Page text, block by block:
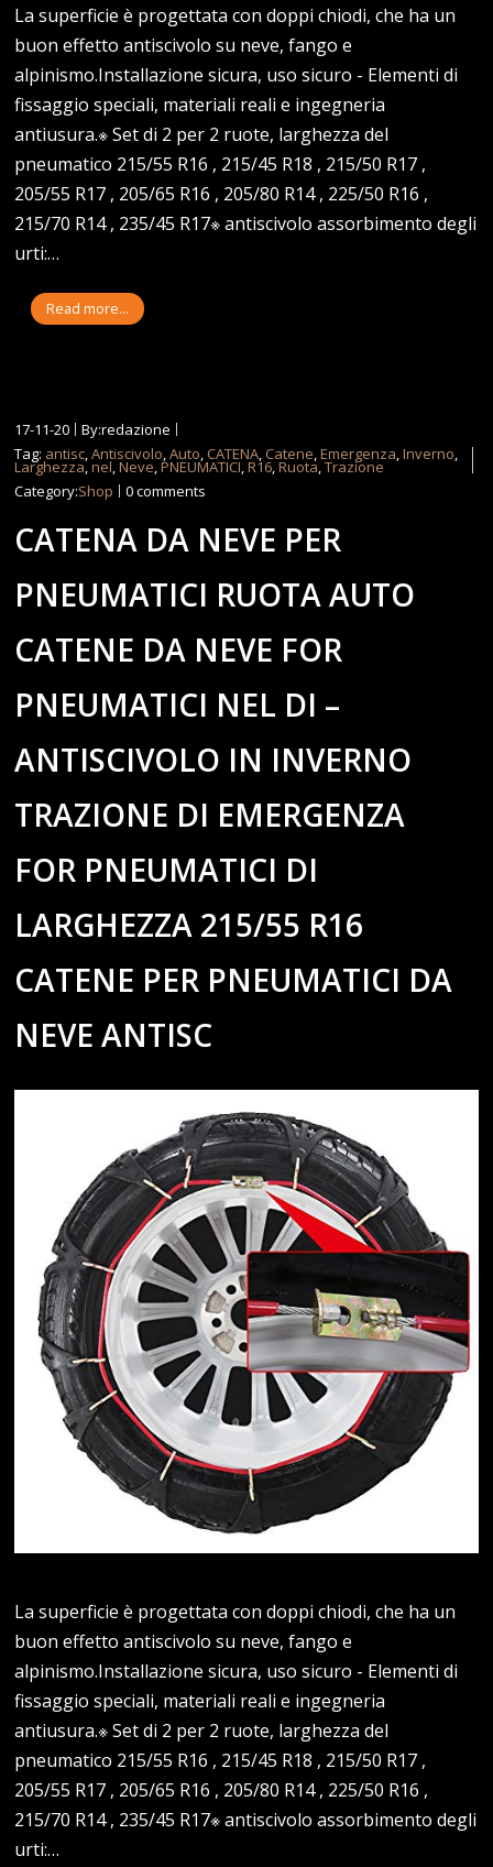
La superficie è progettata con doppi chiodi, che ha un
buon effetto antiscivolo su neve, fango e
alpinismo.Installazione sicura, uso sicuro - Elementi di
fissaggio speciali, materiali reali e ingegneria
antiusura.※ Set di 2 per 2 ruote, larghezza del
pneumatico 215/55 R16 , 215/45 R18 , 215/50 R17 ,
205/55 R17 , 205/65 R16 , 205/80 R14 , 225/50 R16 ,
215/70 R14 , 235/45 R17※ antiscivolo assorbimento degli
urti:…
Read more...
17-11-20
By:redazione
Tag: antisc,Antiscivolo,Auto, CATENA, Catene,Emergenza,Inverno,
Larghezza,nel,Neve,PNEUMATICI,R16,Ruota,Trazione
Category:Shop 0 comments
CATENA DA NEVE PER
PNEUMATICI RUOTA AUTO
CATENE DA NEVE FOR
PNEUMATICI NEL DI –
ANTISCIVOLO IN INVERNO
TRAZIONE DI EMERGENZA
FOR PNEUMATICI DI
LARGHEZZA 215/55 R16
CATENE PER PNEUMATICI DA
NEVE ANTISC
La superficie è progettata con doppi chiodi, che ha un
buon effetto antiscivolo su neve, fango e
alpinismo.Installazione sicura, uso sicuro - Elementi di
fissaggio speciali, materiali reali e ingegneria
antiusura.※ Set di 2 per 2 ruote, larghezza del
pneumatico 215/55 R16 , 215/45 R18 , 215/50 R17 ,
205/55 R17 , 205/65 R16 , 205/80 R14 , 225/50 R16 ,
215/70 R14 , 235/45 R17※ antiscivolo assorbimento degli
urti:…